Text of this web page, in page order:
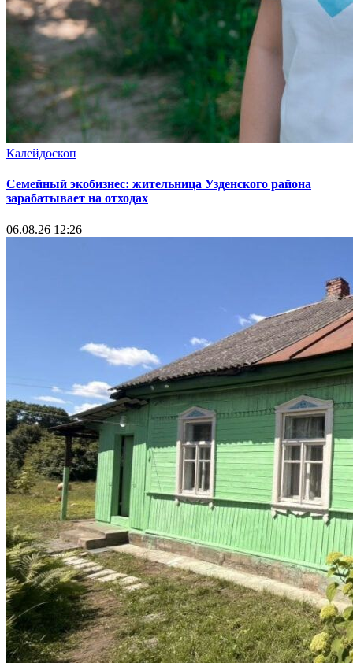
Калейдоскоп
Семейный экобизнес: жительница Узденского района
зарабатывает на отходах
06.08.26 12:26